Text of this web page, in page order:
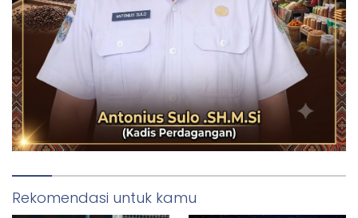
Rekomendasi untuk kamu